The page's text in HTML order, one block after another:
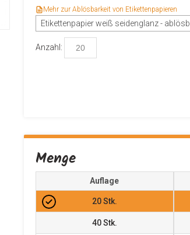
Mehr zur Ablösbarkeit von Etikettenpapieren
Etikettenpapier weiß seidenglanz -
Anzahl:
Menge
Auflage
20Stk.
40Stk.